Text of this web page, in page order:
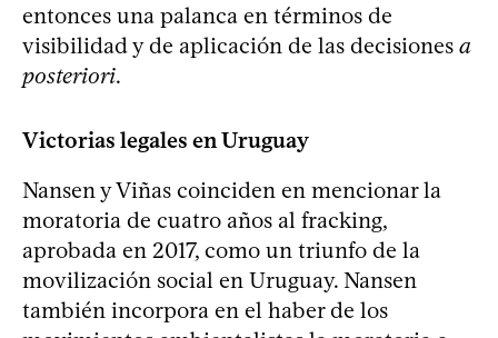
entonces una palanca en términos de
visibilidad y de aplicación de las decisiones a
posteriori.
Victorias legales en Uruguay
Nansen y Viñas coinciden en mencionar la
moratoria de cuatro años al fracking,
aprobada en 2017, como un triunfo de la
movilización social en Uruguay. Nansen
también incorpora en el haber de los